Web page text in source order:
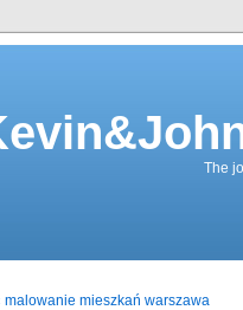
The
malowanie mieszkań warszawa